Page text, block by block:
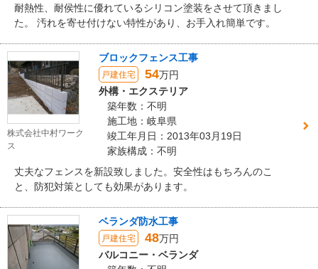
耐熱性、耐侯性に優れているシリコン塗装をさせて頂きまし
た。 汚れを寄せ付けない特性があり、お手入れ簡単です。
株式会社中村ワーク
ス
ブロックフェンス工事
戸建住宅 54万円
外構・エクステリア
築年数：不明
施工地：岐阜県
竣工年月日：2013年03月19日
家族構成：不明
丈夫なフェンスを新設致しました。安全性はもちろんのこ
と、防犯対策としても効果があります。
ベランダ防水工事
戸建住宅 48万円
バルコニー・ベランダ